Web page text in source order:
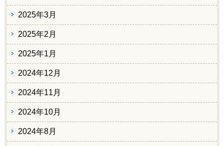
2025年3月
2025年2月
2025年1月
2024年12月
2024年11月
2024年10月
2024年8月